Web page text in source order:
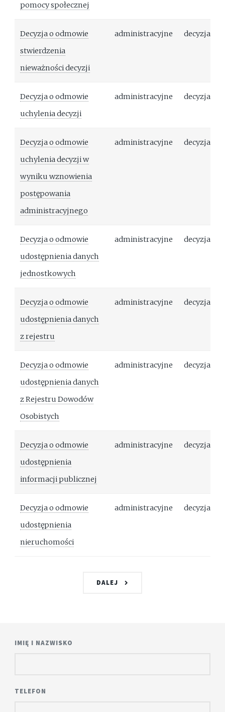
pomocy społecznej
Decyzja o odmowie
stwierdzenia
nieważności decyzji
administracyjne decyzja
Decyzja o odmowie
uchylenia decyzji
administracyjne decyzja
Decyzja o odmowie
uchylenia decyzji w
wyniku wznowienia
postępowania
administracyjnego
administracyjne decyzja
Decyzja o odmowie
udostępnienia danych
jednostkowych
administracyjne decyzja
Decyzja o odmowie
udostępnienia danych
z rejestru
administracyjne decyzja
Decyzja o odmowie
udostępnienia danych
z Rejestru Dowodów
Osobistych
administracyjne decyzja
Decyzja o odmowie
udostępnienia
informacji publicznej
administracyjne decyzja
Decyzja o odmowie
udostępnienia
nieruchomości
administracyjne decyzja
DALEJ
IMIĘ I NAZWISKO
TELEFON